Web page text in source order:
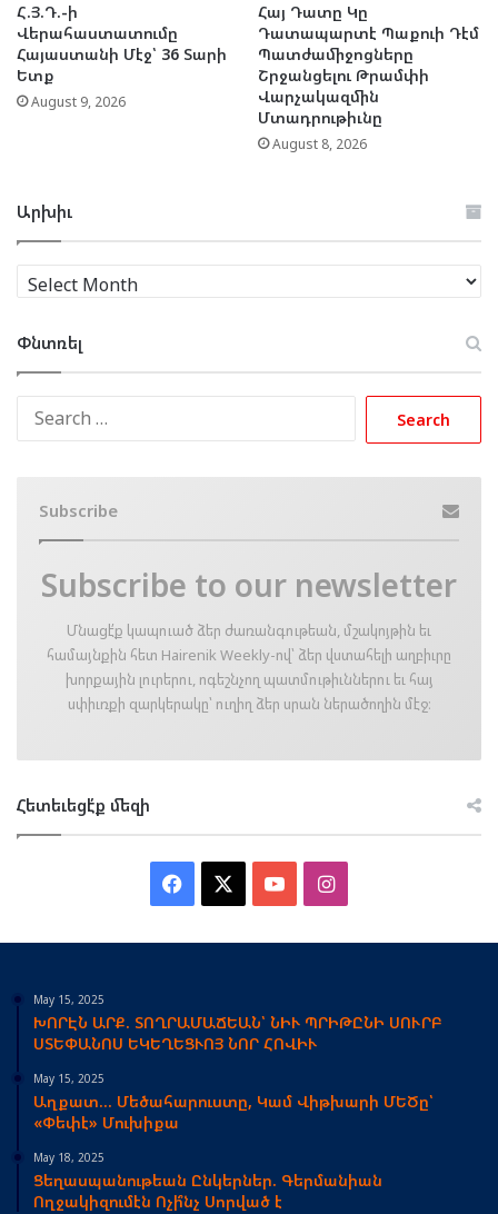
Հ.Յ.Դ.-ի
Վերահաստատումը
Հայաստանի Մէջ՝ 36 Տարի
Ետք
August 9, 2026
Հայ Դատը Կը
Դատապարտէ Պաքուի Դէմ
Պատժամիջոցները
Շրջանցելու Թրամփի
Վարչակազմին
Մտադրութիւնը
August 8, 2026
Արխիւ
Արխիւ
Փնտռել
Subscribe
Subscribe to our newsletter
Մնացէ՛ք կապուած ձեր ժառանգութեան, մշակոյթին եւ
համայնքին հետ Hairenik Weekly-ով՝ ձեր վստահելի աղբիւրը
խորքային լուրերու, ոգեշնչող պատմութիւններու եւ հայ
սփիւռքի զարկերակը՝ ուղիղ ձեր սրան ներածողին մէջ։
Հետեւեցէ՛ք մեզի
Facebook YouTubeInstagram
May 15, 2025
ԽՈՐԷՆ ԱՐՔ. ՏՈՂՐԱՄԱՃԵԱՆ՝ ՆԻՒ ՊՐԻԹԸՆԻ ՍՈՒՐԲ
ՍՏԵՓԱՆՈՍ ԵԿԵՂԵՑՒՈՅ ՆՈՐ ՀՈՎԻՒ
May 15, 2025
Աղքատ… Մեծահարուստը, Կամ Վիթխարի ՄԵԾը՝
«Փեփէ» Մուխիքա
May 18, 2025
Ցեղասպանութեան Ընկերներ. Գերմանիան
Ողջակիզումէն Ոչի՞նչ Սորված է